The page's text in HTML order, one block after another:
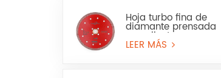
Hoja turbo fina de
diamante prensada
en caliente para
granito, mármol, uso
LEER MÁS